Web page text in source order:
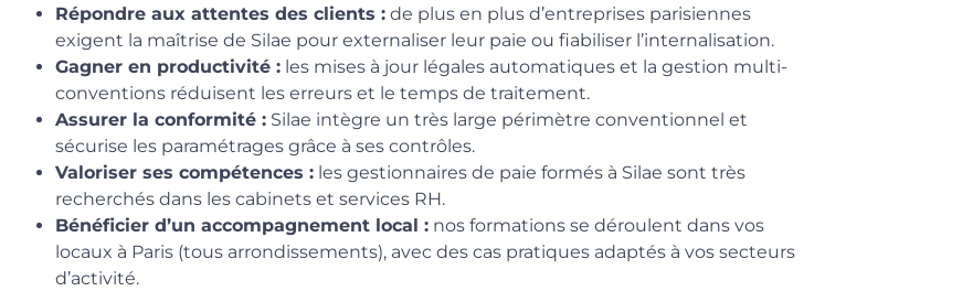
Répondre aux attentes des clients : de plus en plus d’entreprises parisiennes
exigent la maîtrise de Silae pour externaliser leur paie ou fiabiliser l’internalisation.
Gagner en productivité : les mises à jour légales automatiques et la gestion multi-
conventions réduisent les erreurs et le temps de traitement.
Assurer la conformité : Silae intègre un très large périmètre conventionnel et
sécurise les paramétrages grâce à ses contrôles.
Valoriser ses compétences : les gestionnaires de paie formés à Silae sont très
recherchés dans les cabinets et services RH.
Bénéficier d’un accompagnement local : nos formations se déroulent dans vos
locaux à Paris (tous arrondissements), avec des cas pratiques adaptés à vos secteurs
d’activité.